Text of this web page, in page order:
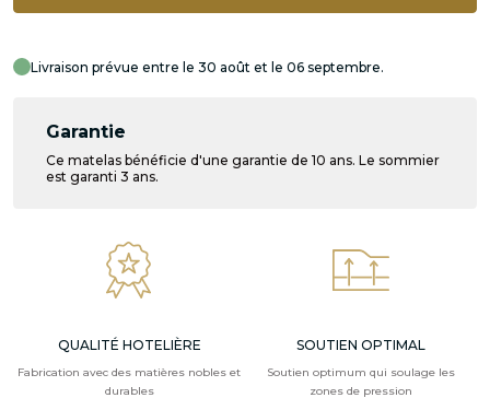
Livraison prévue entre le 30 août et le 06 septembre.
Garantie
Ce matelas bénéficie d'une garantie de 10 ans. Le sommier
est garanti 3 ans.
QUALITÉ HOTELIÈRE
Fabrication avec des matières nobles et
durables
SOUTIEN OPTIMAL
Soutien optimum qui soulage les
zones de pression